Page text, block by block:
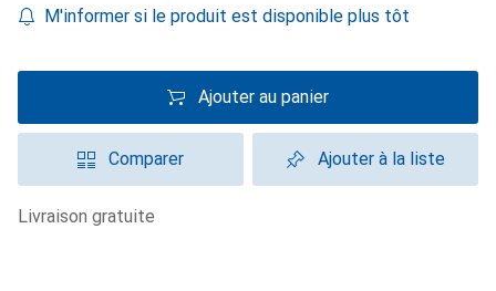
M'informer si le produit est disponible plus tôt
Ajouter au panier
Comparer Ajouter à la liste
livraison gratuite